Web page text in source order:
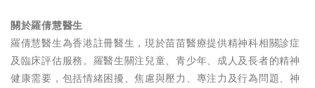
關於羅倩慧醫生
羅倩慧醫生為香港註冊醫生，現於苗苗醫療提供精神科相關診症
及臨床評估服務。羅醫生關注兒童、青少年、成人及長者的精神
健康需要，包括情緒困擾、焦慮與壓力、專注力及行為問題、神